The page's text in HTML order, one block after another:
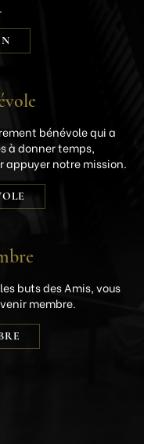
bénévole qui a
à donner temps,
appuyer notre mission.
buts des Amis, vous
membre.